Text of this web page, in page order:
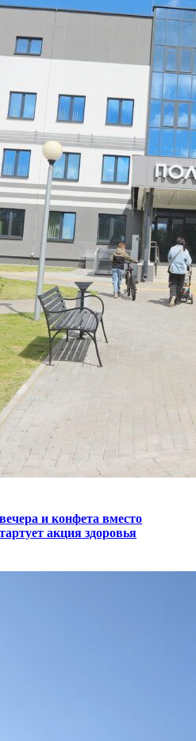
и конфета вместо
акция здоровья